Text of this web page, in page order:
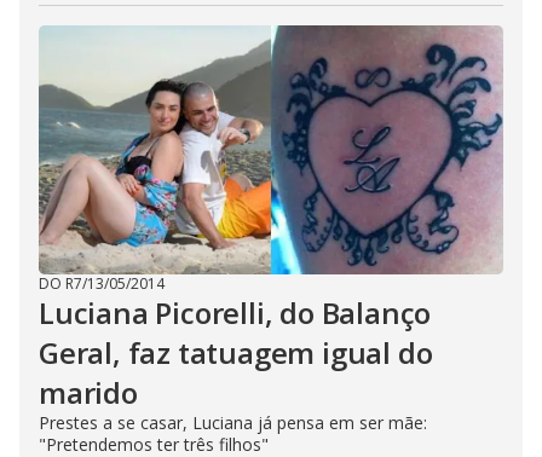
DO R7/13/05/2014
Luciana Picorelli, do Balanço
Geral, faz tatuagem igual do
marido
Prestes a se casar, Luciana já pensa em ser mãe:
"Pretendemos ter três filhos"